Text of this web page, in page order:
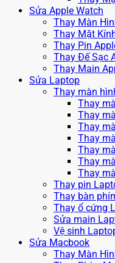
Sửa Apple Watch
Thay Màn
Thay Mặt
Thay Pin
Thay Đế Sạc
Thay Main
Sửa Laptop
Thay màn
Thay
Thay
Thay
Thay
Thay
Thay
Thay
Thay pin
Thay bàn
Thay ổ cứng
Sửa main
Vệ sinh
Sửa Macbook
Thay Màn